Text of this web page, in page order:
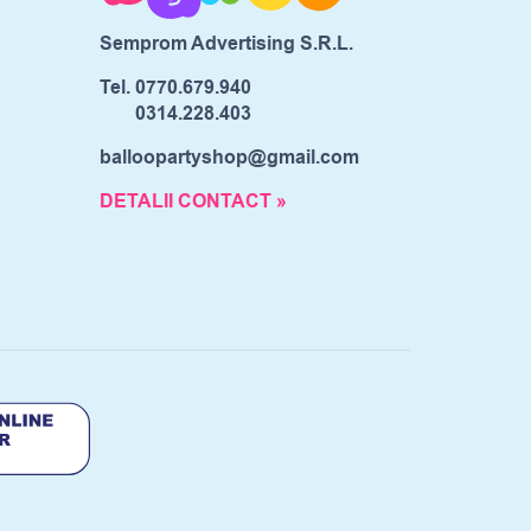
Semprom Advertising S.R.L.
Tel.0770.679.940
0314.228.403
balloopartyshop@gmail.com
DETALII CONTACT »